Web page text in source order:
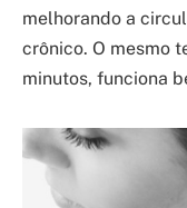
melhorando a
crônico. O mesmo
minutos, funciona